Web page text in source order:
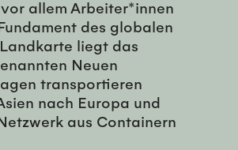
allem Arbeiter*innen
des globalen
liegt das
Neuen
transportieren
nach Europa und
aus Containern